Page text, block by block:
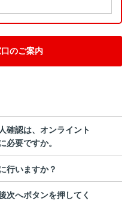
のご案内
確認は、オンライント
必要ですか。
行いますか？
次へボタンを押してく